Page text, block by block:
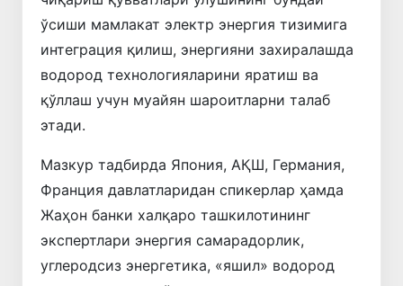
ўсиши мамлакат электр энергия тизимига
интеграция қилиш, энергияни захиралашда
водород технологияларини яратиш ва
қўллаш учун муайян шароитларни талаб
этади.
Мазкур тадбирда Япония, АҚШ, Германия,
Франция давлатларидан спикерлар ҳамда
Жаҳон банки халқаро ташкилотининг
экспертлари энергия самарадорлик,
углеродсиз энергетика, «яшил» водород